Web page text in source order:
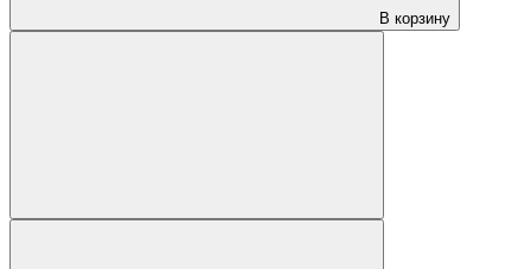
В корзину